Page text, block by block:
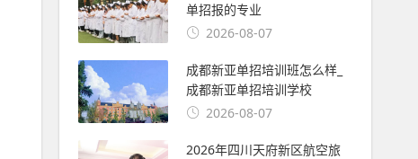
单招报的专业
2026-08-07
成都新亚单招培训班怎么样_
成都新亚单招培训学校
2026-08-07
2026年四川天府新区航空旅